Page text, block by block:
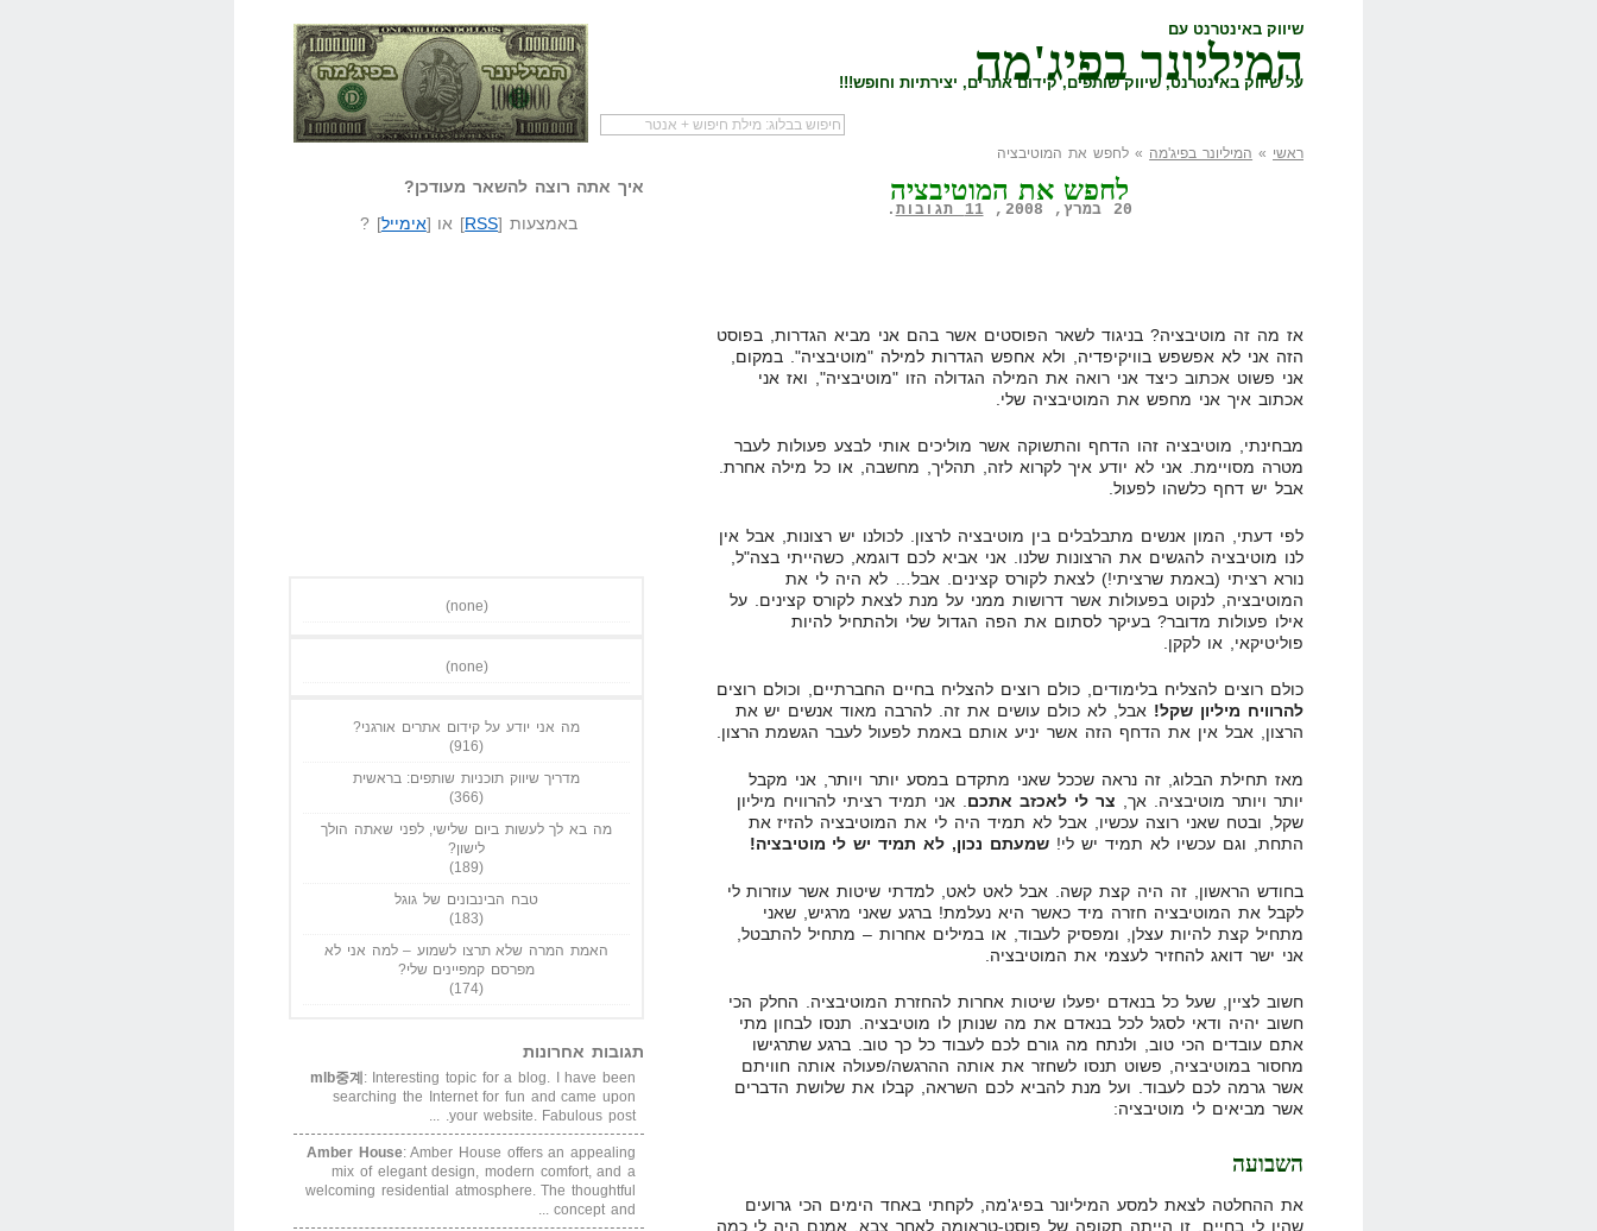
שיווק באינטרנט עם
המיליונר בפיג'מה
על שיווק באינטרנט, שיווק שותפים, קידום אתרים, יצירתיות וחופש!!!
שאל שאלה המיליונר בפיג'מה שיווק שותפים
ראשי » המיליונר בפיג'מה » לחפש את המוטיבציה
לחפש את המוטיבציה
20 במרץ, 2008, 11 תגובות .
אז מה זה מוטיבציה? בניגוד לשאר הפוסטים אשר בהם אני מביא הגדרות, בפוסט
הזה אני לא אפשפש בוויקיפדיה, ולא אחפש הגדרות למילה "מוטיבציה". במקום,
אני פשוט אכתוב כיצד אני רואה את המילה הגדולה הזו "מוטיבציה", ואז אני
אכתוב איך אני מחפש את המוטיבציה שלי.
מבחינתי, מוטיבציה זהו הדחף והתשוקה אשר מוליכים אותי לבצע פעולות לעבר
מטרה מסויימת. אני לא יודע איך לקרוא לזה, תהליך, מחשבה, או כל מילה אחרת.
אבל יש דחף כלשהו לפעול.
לפי דעתי, המון אנשים מתבלבלים בין מוטיבציה לרצון. לכולנו יש רצונות, אבל אין
לנו מוטיבציה להגשים את הרצונות שלנו. אני אביא לכם דוגמא, כשהייתי בצה"ל,
נורא רציתי (באמת שרציתי!) לצאת לקורס קצינים. אבל… לא היה לי את
המוטיבציה, לנקוט בפעולות אשר דרושות ממני על מנת לצאת לקורס קצינים. על
אילו פעולות מדובר? בעיקר לסתום את הפה הגדול שלי ולהתחיל להיות
פוליטיקאי, או לקקן.
כולם רוצים להצליח בלימודים, כולם רוצים להצליח בחיים החברתיים, וכולם רוצים
להרוויח מיליון שקל! אבל, לא כולם עושים את זה. להרבה מאוד אנשים יש את
הרצון, אבל אין את הדחף הזה אשר יניע אותם באמת לפעול לעבר הגשמת הרצון.
מאז תחילת הבלוג, זה נראה שככל שאני מתקדם במסע יותר ויותר, אני מקבל
יותר ויותר מוטיבציה. אך, צר לי לאכזב אתכם . אני תמיד רציתי להרוויח מיליון
שקל, ובטח שאני רוצה עכשיו, אבל לא תמיד היה לי את המוטיבציה להזיז את
התחת, וגם עכשיו לא תמיד יש לי! שמעתם נכון, לא תמיד יש לי מוטיבציה!
בחודש הראשון, זה היה קצת קשה. אבל לאט לאט, למדתי שיטות אשר עוזרות לי
לקבל את המוטיבציה חזרה מיד כאשר היא נעלמת! ברגע שאני מרגיש, שאני
מתחיל קצת להיות עצלן, ומפסיק לעבוד, או במילים אחרות – מתחיל להתבטל,
אני ישר דואג להחזיר לעצמי את המוטיבציה.
חשוב לציין, שעל כל בנאדם יפעלו שיטות אחרות להחזרת המוטיבציה. החלק הכי
חשוב יהיה ודאי לסגל לכל בנאדם את מה שנותן לו מוטיבציה. תנסו לבחון מתי
אתם עובדים הכי טוב, ולנתח מה גורם לכם לעבוד כל כך טוב. ברגע שתרגישו
מחסור במוטיבציה, פשוט תנסו לשחזר את אותה ההרגשה/פעולה אותה חוויתם
אשר גרמה לכם לעבוד. ועל מנת להביא לכם השראה, קבלו את שלושת הדברים
אשר מביאים לי מוטיבציה:
השבועה
את ההחלטה לצאת למסע המיליונר בפיג'מה, לקחתי באחד הימים הכי גרועים
שהיו לי בחיים. זו הייתה תקופה של פוסט-טראומה לאחר צבא. אמנם היה לי כמה
איך אתה רוצה להשאר מעודכן?
באמצעות [RSS] או [אימייל] ?
(none)
(none)
מה אני יודע על קידום אתרים אורגני?
(916)
מדריך שיווק תוכניות שותפים: בראשית
(366)
מה בא לך לעשות ביום שלישי, לפני שאתה הולך
לישון?
(189)
טבח הבינבונים של גוגל
(183)
האמת המרה שלא תרצו לשמוע – למה אני לא
מפרסם קמפיינים שלי?
(174)
תגובות אחרונות
mlb중계 : Interesting topic for a blog. I have been
searching the Internet for fun and came upon
your website. Fabulous post. ...
Amber House: Amber House offers an appealing
mix of elegant design, modern comfort, and a
welcoming residential atmosphere. The thoughtful
concept and ...